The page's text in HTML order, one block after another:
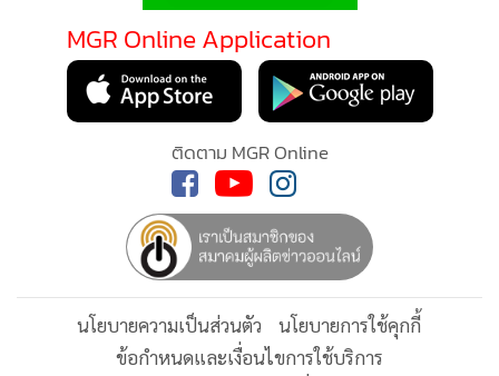
MGR Online Application
ติดตาม MGR Online
นโยบายความเป็นส่วนตัว
นโยบายการใช้คุกกี้
ข้อกำหนดและเงื่อนไขการใช้บริการ